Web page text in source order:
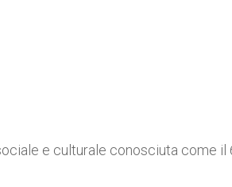
e culturale conosciuta come il